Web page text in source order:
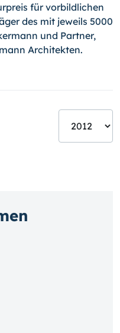
für vorbildlichen
des mit jeweils 5000
und Partner,
Architekten.